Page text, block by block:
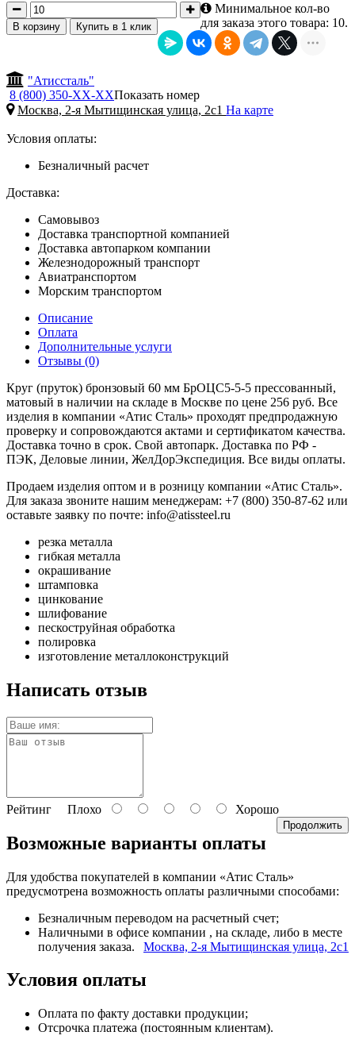
В корзину Купить в 1 клик
Минимальное кол-во
для заказа этого товара: 10.
"Атиссталь"
8 (800) 350-ХХ-ХХПоказать номер
Москва, 2-я Мытищинская улица, 2с1 На карте
Условия оплаты:
Безналичный расчет
Доставка:
Самовывоз
Доставка транспортной компанией
Доставка автопарком компании
Железнодорожный транспорт
Авиатранспортом
Морским транспортом
Описание
Оплата
Дополнительные услуги
Отзывы (0)
Круг (пруток) бронзовый 60 мм БрОЦС5-5-5 прессованный,
матовый в наличии на складе в Москве по цене 256 руб. Все
изделия в компании «Атис Сталь» проходят предпродажную
проверку и сопровождаются актами и сертификатом качества.
Доставка точно в срок. Свой автопарк. Доставка по РФ -
ПЭК, Деловые линии, ЖелДорЭкспедиция. Все виды оплаты.
Продаем изделия оптом и в розницу компании «Атис Сталь».
Для заказа звоните нашим менеджерам: +7 (800) 350-87-62 или
оставьте заявку по почте: info@atissteel.ru
резка металла
гибкая металла
окрашивание
штамповка
цинкование
шлифование
пескоструйная обработка
полировка
изготовление металлоконструкций
Написать отзыв
Рейтинг Плохо Хорошо
Продолжить
Возможные варианты оплаты
Для удобства покупателей в компании «Атис Сталь»
предусмотрена возможность оплаты различными способами:
Безналичным переводом на расчетный счет;
Наличными в офисе компании
Москва, 2-я Мытищинская улица, 2с1
, на складе, либо в месте
получения заказа.
Условия оплаты
Оплата по факту доставки продукции;
Отсрочка платежа (постоянным клиентам).